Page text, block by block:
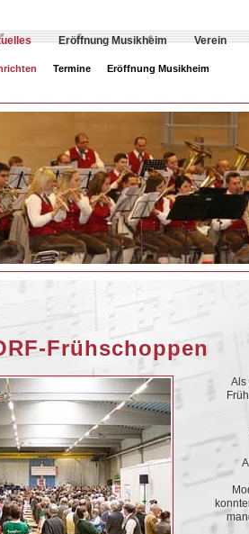
Eröffnung Musikheim Verein
Termine Eröffnung Musikheim
Frühschoppen
Als